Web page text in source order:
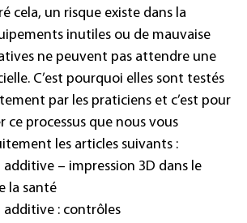
cela, un risque existe dans la
inutiles ou de mauvaise
ne peuvent pas attendre une
C’est pourquoi elles sont testés
par les praticiens et c’est pour
ce processus que nous vous
les articles suivants :
additive – impression 3D dans le
la santé
additive : contrôles